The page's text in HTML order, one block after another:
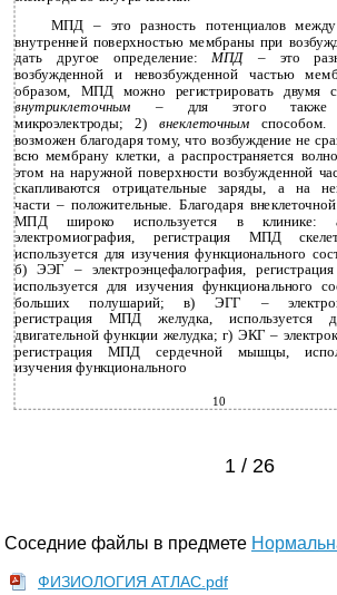
МПД – это разность потенциалов
внутренней поверхностью мембраны при
дать другое определение: МПД – это
возбужденной и невозбужденной частью
образом, МПД можно регистрировать двумя
внутриклеточным – для этого также
микроэлектроды; 2) внеклеточнымспособом.
возможен благодаря тому, что возбуждение не
всю мембрану клетки, а распространяется
этом на наружной поверхности возбужденной
скапливаются отрицательные заряды, а на
части – положительные. Благодаря
МПД широко используется в
электромиография, регистрация МПД
используется для изучения функционального
б) ЭЭГ – электроэнцефалография,
используется для изучения функционального
больших полушарий; в) ЭГГ –
регистрация МПД желудка, используется
двигательной функции желудка; г) ЭКГ –
регистрация МПД сердечной мышцы,
изучения функционального
10
1 / 26
Соседние файлы в предмете
ФИЗИОЛОГИЯ АТЛАС.pdf